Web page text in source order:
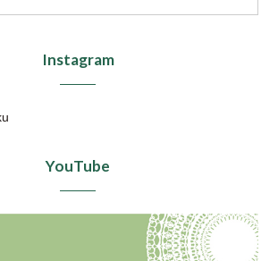
Instagram
YouTube